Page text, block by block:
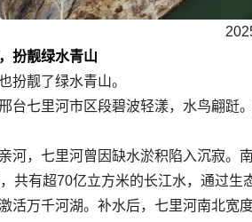
扮靓绿水青山
扮靓了绿水青山。
台七里河市区段碧波轻漾，水鸟翩跹
河，七里河曾因缺水淤积陷入沉寂。
共有超70亿立方米的长江水，通过生
活万千河湖。补水后，七里河南北宽